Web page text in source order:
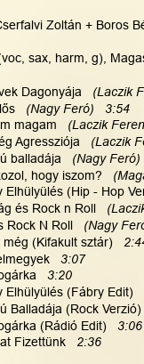
Zoltán + Boros
sax, harm, g),
Dagonyája
(Laczik
(Nagy Feró)   3:54
magam
(Laczik
Agressziója
(Laczik
balladája
(Nagy Feró)
hogy iszom?
Elhülyülés (Hip - Hop
és Rock n Roll
Rock N Roll
(Nagy
még (Kifakult sztár)
3:07
3:20
Elhülyülés (Fábry Edit)
Balladája (Rock
(Rádió Edit)
3:06
Fizettünk 2:36